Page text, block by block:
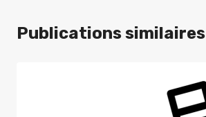
Publications similaires